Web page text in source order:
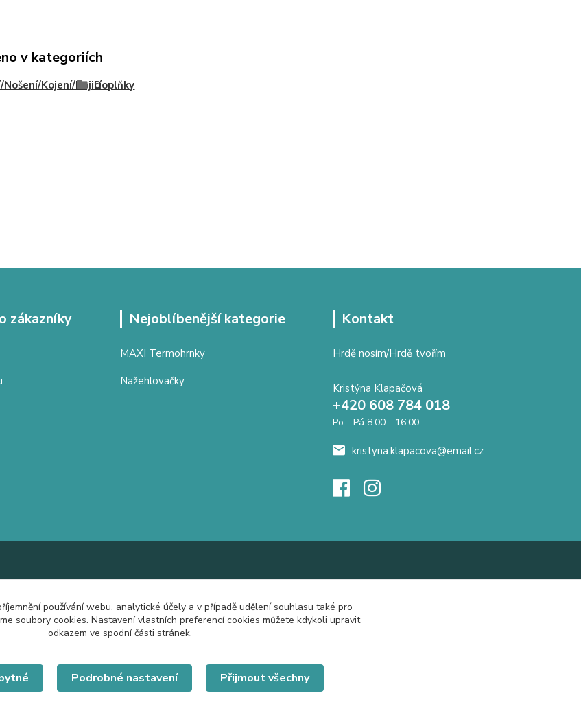
v kategoriích
Kojení/KojicíDoplňky
zákazníky Nejoblíbenější kategorie
MAXI Termohrnky
Nažehlovačky
Kontakt
Hrdě nosím/Hrdě tvořím
Kristýna Klapačová
+420 608 784 018
Po - Pá 8.00 - 16.00
kristyna.klapacova@email.cz
používání webu, analytické účely a v případě udělení souhlasu také pro
soubory cookies. Nastavení vlastních preferencí cookies můžete kdykoli upravit
odkazem ve spodní části stránek.
Podrobné nastavení Přijmout všechny